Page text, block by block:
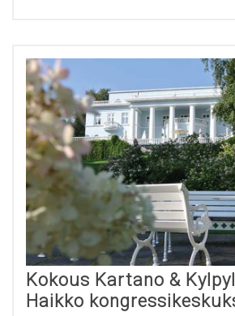
Kokous Kartano &
Haikko